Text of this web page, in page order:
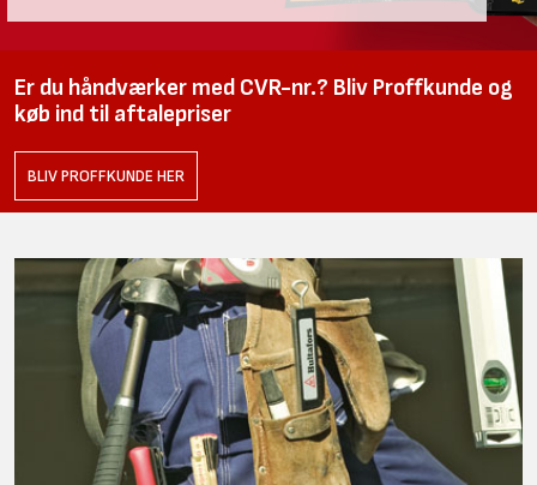
Er du håndværker med CVR-nr.? Bliv Proffkunde og
køb ind til aftalepriser
BLIV PROFFKUNDE HER